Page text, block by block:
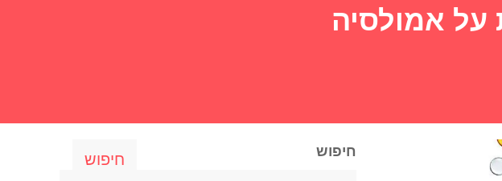
אמולסיה
חיפוש חיפוש